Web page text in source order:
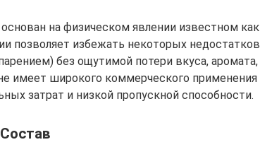
на физическом явлении известном как
позволяет избежать некоторых недостатков
без ощутимой потери вкуса, аромата,
имеет широкого коммерческого применения
затрат и низкой пропускной способности.
Состав